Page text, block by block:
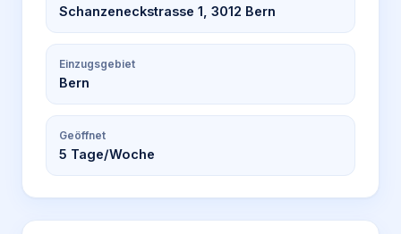
Schanzeneckstrasse 1, 3012 Bern
Einzugsgebiet
Bern
Geöffnet
5 Tage/Woche